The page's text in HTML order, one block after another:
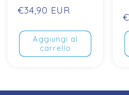
Prezzo
€34,90 EUR
Aggiungi al
carrello